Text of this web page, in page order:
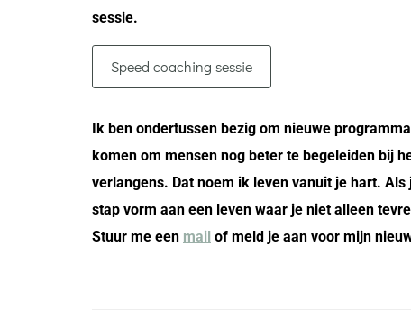
sessie.
Speed coaching sessie
Ik ben ondertussen bezig om nieuwe
komen om mensen nog beter te begeleiden bij
verlangens. Dat noem ik leven vanuit je hart.
stap vorm aan een leven waar je niet alleen
Stuur me een mail of meld je aan voor mijn